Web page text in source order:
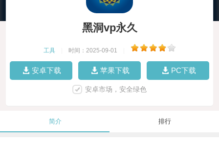
黑洞vp永久
工具 时间：2025-09-01
安卓下载 苹果下载 PC下载
安卓市场，安全绿色
简介 排行